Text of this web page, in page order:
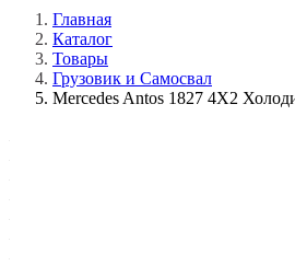
Главная
Каталог
Товары
Грузовик и Самосвал
Mercedes Antos 1827 4X2